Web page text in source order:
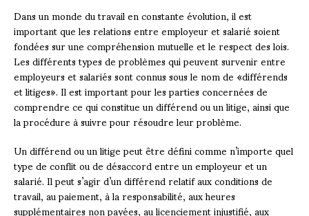
Dans un monde du travail en constante évolution, il est
important que les relations entre employeur et salarié soient
fondées sur une compréhension mutuelle et le respect des lois.
Les différents types de problèmes qui peuvent survenir entre
employeurs et salariés sont connus sous le nom de «différends
et litiges». Il est important pour les parties concernées de
comprendre ce qui constitue un différend ou un litige, ainsi que
la procédure à suivre pour résoudre leur problème.
Un différend ou un litige peut être défini comme n’importe quel
type de conflit ou de désaccord entre un employeur et un
salarié. Il peut s’agir d’un différend relatif aux conditions de
travail, au paiement, à la responsabilité, aux heures